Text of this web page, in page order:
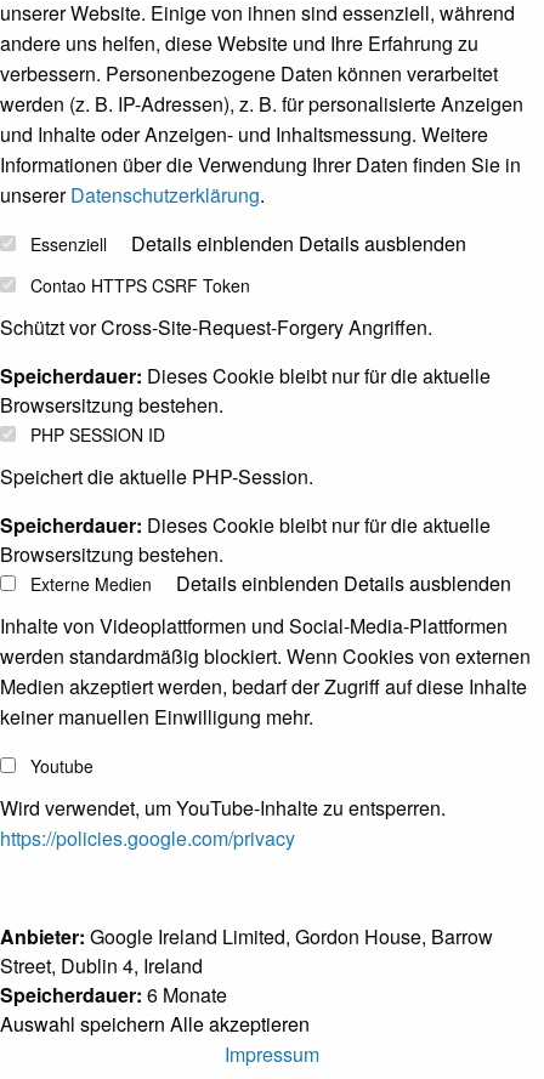
unserer Website. Einige von ihnen sind essenziell, während
andere uns helfen, diese Website und Ihre Erfahrung zu
verbessern. Personenbezogene Daten können verarbeitet
werden (z. B. IP-Adressen), z. B. für personalisierte Anzeigen
und Inhalte oder Anzeigen- und Inhaltsmessung. Weitere
Informationen über die Verwendung Ihrer Daten finden Sie in
unsererDatenschutzerklärung.
Essenziell Details einblenden Details ausblenden
Contao HTTPS CSRF Token
Schützt vor Cross-Site-Request-Forgery Angriffen.
Speicherdauer: Dieses Cookie bleibt nur für die aktuelle
Browsersitzung bestehen.
PHP SESSION ID
Speichert die aktuelle PHP-Session.
Speicherdauer: Dieses Cookie bleibt nur für die aktuelle
Browsersitzung bestehen.
Externe Medien Details einblenden Details ausblenden
Inhalte von Videoplattformen und Social-Media-Plattformen
werden standardmäßig blockiert. Wenn Cookies von externen
Medien akzeptiert werden, bedarf der Zugriff auf diese Inhalte
keiner manuellen Einwilligung mehr.
Youtube
Wird verwendet, um YouTube-Inhalte zu entsperren.
https://policies.google.com/privacy
Anbieter: Google Ireland Limited, Gordon House, Barrow
Street, Dublin 4, Ireland
Speicherdauer: 6 Monate
Auswahl speichern Alle akzeptieren
Impressum